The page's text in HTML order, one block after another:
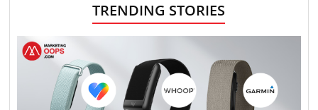
TRENDING STORIES